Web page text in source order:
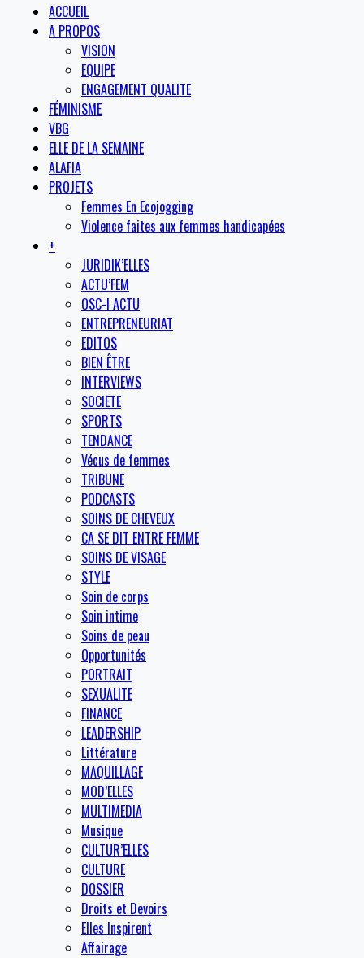
ACCUEIL
A PROPOS
VISION
EQUIPE
ENGAGEMENT QUALITE
FÉMINISME
VBG
ELLE DE LA SEMAINE
ALAFIA
PROJETS
Femmes En Ecojogging
Violence faites aux femmes handicapées
+
JURIDIK’ELLES
ACTU’FEM
OSC-I ACTU
ENTREPRENEURIAT
EDITOS
BIEN ÊTRE
INTERVIEWS
SOCIETE
SPORTS
TENDANCE
Vécus de femmes
TRIBUNE
PODCASTS
SOINS DE CHEVEUX
CA SE DIT ENTRE FEMME
SOINS DE VISAGE
STYLE
Soin de corps
Soin intime
Soins de peau
Opportunités
PORTRAIT
SEXUALITE
FINANCE
LEADERSHIP
Littérature
MAQUILLAGE
MOD’ELLES
MULTIMEDIA
Musique
CULTUR’ELLES
CULTURE
DOSSIER
Droits et Devoirs
Elles Inspirent
Affairage